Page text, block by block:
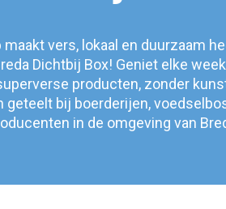
maakt vers, lokaal en duurzaam
Dichtbij Box! Geniet elke
producten, zonder
bij boerderijen,
in de omgeving van